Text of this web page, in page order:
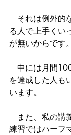
それは例外的
る人で上手くい
が無いからです。
中には月間
を達成した人も
います。
また、私の講
練習ではハーフ